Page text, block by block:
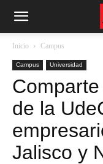
Inicio Campus
Campus Universidad
de la
Jalisco y